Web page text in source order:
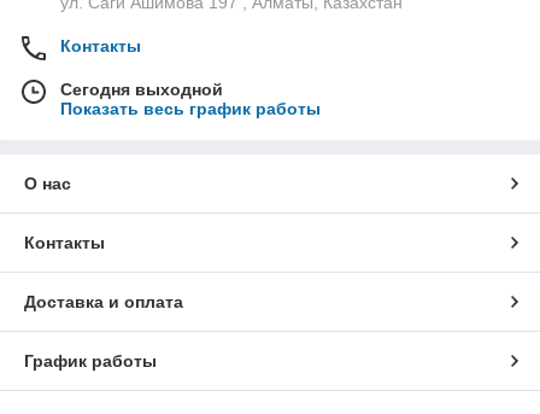
Контакты
Сегодня выходной
Показать весь график работы
О нас
Контакты
Доставка и оплата
График работы